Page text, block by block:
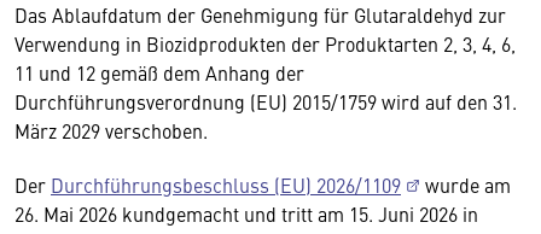
Das Ablaufdatum der Genehmigung für Glutaraldehyd zur
Verwendung in Biozidprodukten der Produktarten 2, 3, 4, 6,
11 und 12 gemäß dem Anhang der
Durchführungsverordnung (EU) 2015/1759 wird auf den 31.
März 2029 verschoben.
Der Durchführungsbeschluss (EU) 2026/1109
wurde am
26. Mai 2026 kundgemacht und tritt am 15. Juni 2026 in